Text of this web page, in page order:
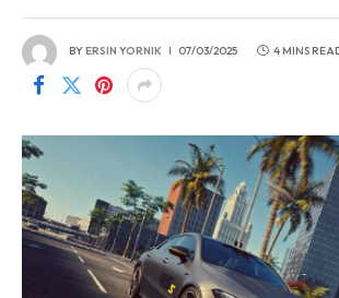
BYERSIN YORNIK 07/03/2025 4 MINS